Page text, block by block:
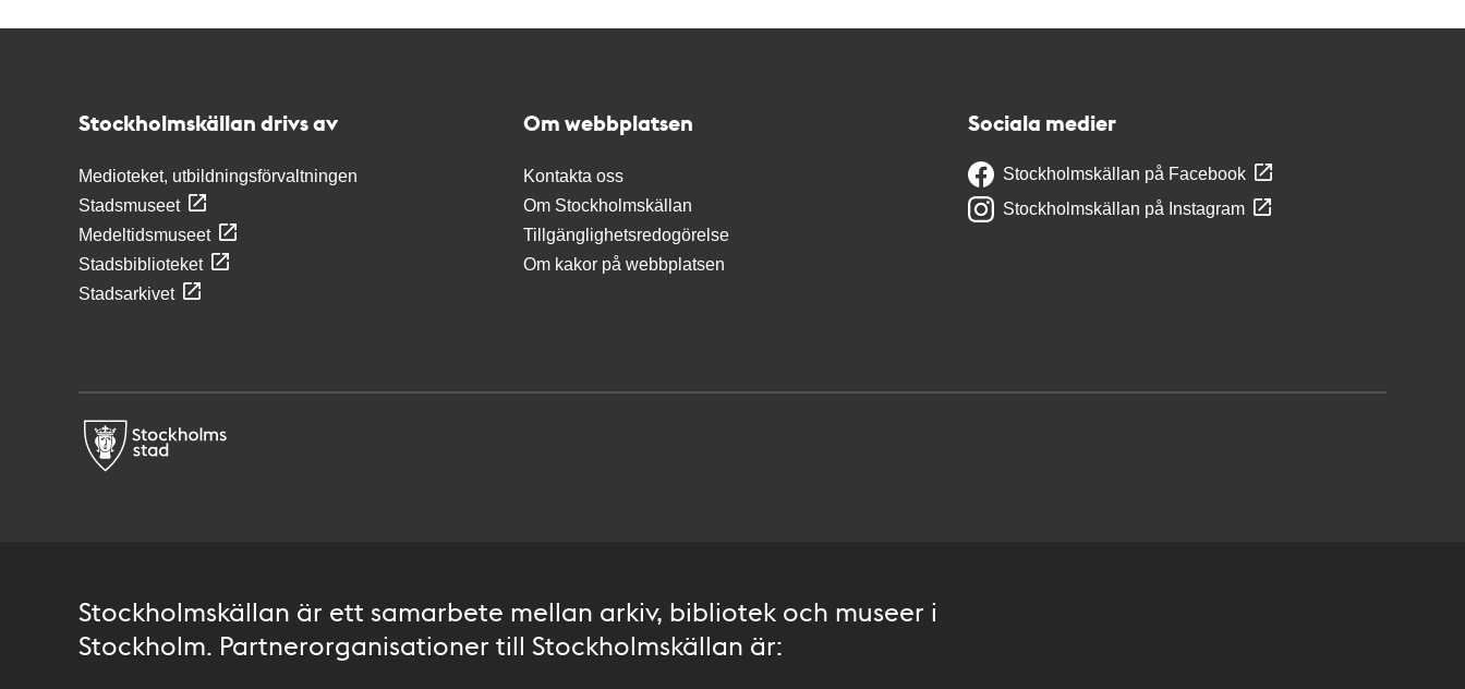
Stockholmskällan drivs av
Medioteket, utbildningsförvaltningen
Stadsmuseet
Medeltidsmuseet
Stadsbiblioteket
Stadsarkivet
Om webbplatsen
Kontakta oss
Om Stockholmskällan
Tillgänglighetsredogörelse
Om kakor på webbplatsen
Sociala medier
Stockholmskällan på Facebook
Stockholmskällan på Instagram
Stockholmskällan är ett samarbete mellan arkiv, bibliotek och museer i
Stockholm. Partnerorganisationer till Stockholmskällan är: